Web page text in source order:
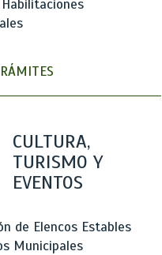
CULTURA,
TURISMO Y
EVENTOS
de Elencos Estables
Municipales